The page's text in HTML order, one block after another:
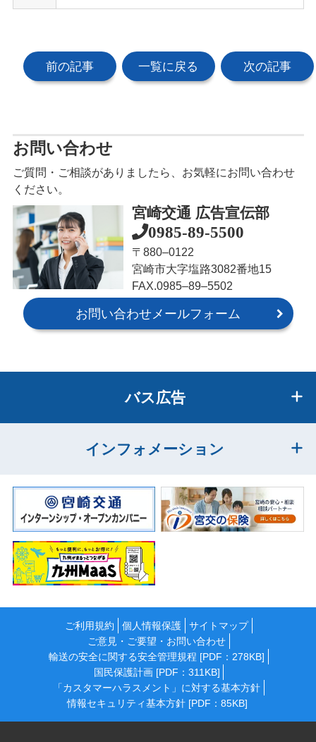
前の記事 一覧に戻る 次の記事
お問い合わせ
ご質問・ご相談がありましたら、お気軽にお問い合わせ
ください。
宮崎交通 広告宣伝部
0985-89-5500
〒880‒0122
宮崎市大字塩路3082番地15
FAX.0985‒89‒5502
お問い合わせメールフォーム
バス広告
インフォメーション
ご利用規約 個人情報保護
サイトマップ
ご意見・ご要望・お問い合わせ
輸送の安全に関する安全管理規程 [PDF：278KB]
国民保護計画 [PDF：311KB]
「カスタマーハラスメント」に対する基本方針
情報セキュリティ基本方針 [PDF：85KB]